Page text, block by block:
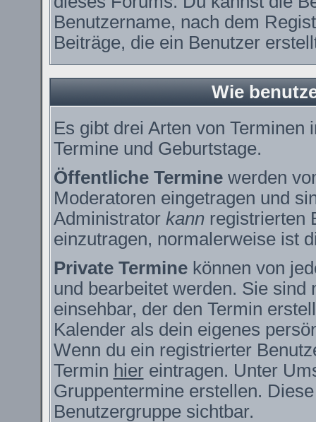
Benutzername, nach dem
Beiträge, die ein Benutzer
Wie
Es gibt drei Arten von Terminen
Termine und Geburtstage.
Öffentliche Terminewerden
Moderatoren eingetragen und
Administrator kannregistrierten
einzutragen, normalerweise ist
Private Terminekönnen von
und bearbeitet werden. Sie
einsehbar, der den Termin
Kalender als dein eigenes
Wenn du ein registrierter
Termin hiereintragen. Unter
Gruppentermine erstellen.
Benutzergruppe sichtbar.